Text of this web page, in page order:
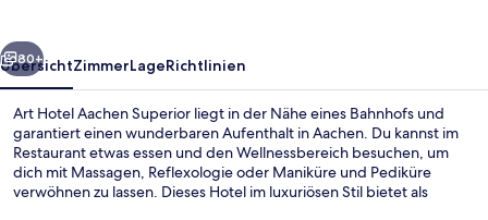
Weiter
80+
ÜbersichtZimmerLageRichtlinien
Art Hotel Aachen Superior liegt in der Nähe eines Bahnhofs und
garantiert einen wunderbaren Aufenthalt in Aachen. Du kannst im
Restaurant etwas essen und den Wellnessbereich besuchen, um
dich mit Massagen, Reflexologie oder Maniküre und Pediküre
verwöhnen zu lassen. Dieses Hotel im luxuriösen Stil bietet als